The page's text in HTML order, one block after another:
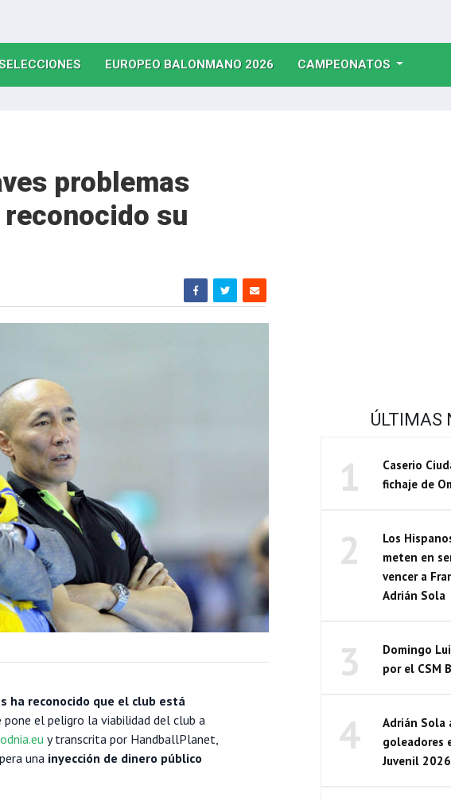
(CURRENT)
EUROPEO BALONMANO 2026(CURRENT)
CAMPEONATOS
problemas
su
ha reconocido que el club está
pone el peligro la viabilidad del club a
y transcrita por HandballPlanet,
una inyección de dinero público
ÚLTIMAS
1
Caserio
fichaje de
2
Los
meten en
vencer a
Adrián Sola
3
Domingo
por el CSM
4
Adrián Sola
goleadores
Juvenil 2026